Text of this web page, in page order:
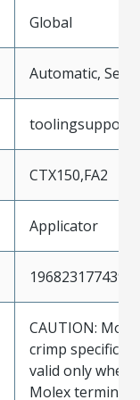
Global
Automatic,
CTX150,FA2
Applicator
196823177439
CAUTION:
crimp
valid only when
Molex